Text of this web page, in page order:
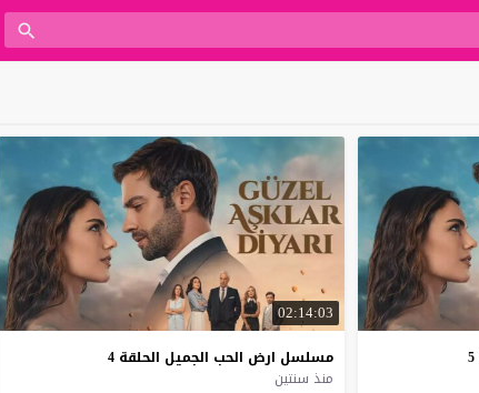
5
02:14:03
مسلسل ارض الحب الجميل الحلقة 4
منذ سنتين